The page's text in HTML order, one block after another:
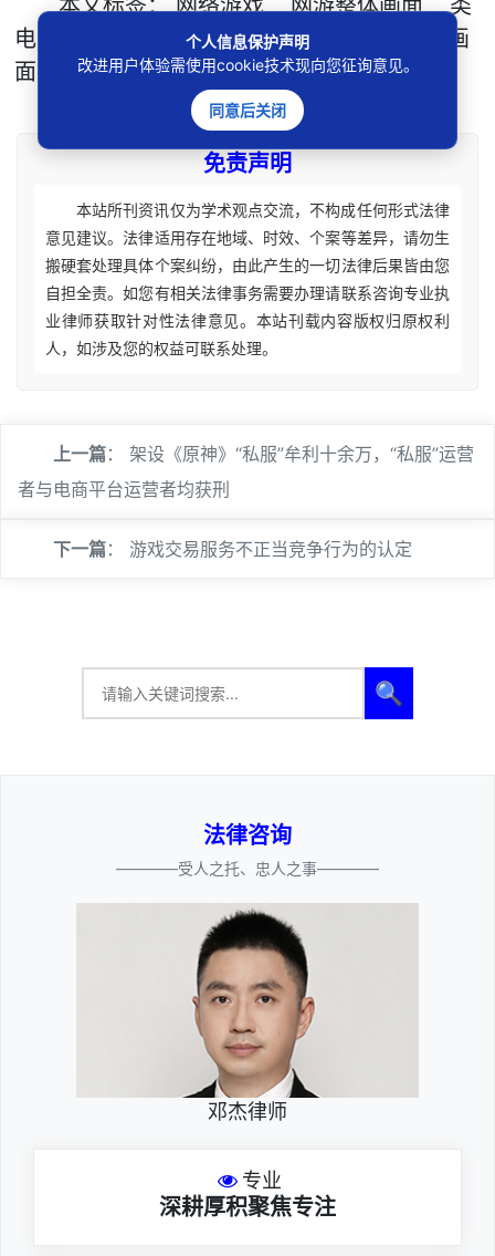
本文标签：网络游戏 网游整体画面
类
电影作品
著作权法保护 网游画面
游戏画
面
免责声明
本站所刊资讯仅为学术观点交流，不构成任何形式法律
意见建议。法律适用存在地域、时效、个案等差异，请勿生
搬硬套处理具体个案纠纷，由此产生的一切法律后果皆由您
自担全责。如您有相关法律事务需要办理请联系咨询专业执
业律师获取针对性法律意见。本站刊载内容版权归原权利
人，如涉及您的权益可联系处理。
上一篇： 架设《原神》“私服”牟利十余万，“私服”运营
者与电商平台运营者均获刑
下一篇： 游戏交易服务不正当竞争行为的认定
🔍
法律咨询
————受人之托、忠人之事————
邓杰律师
专业
深耕厚积聚焦专注
个人信息保护声明
改进用户体验需使用cookie技术现向您征询意见。
同意后关闭